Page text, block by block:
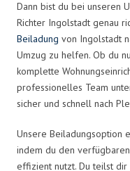
Dann bist du bei unseren
Richter Ingolstadt genau
Beiladung von Ingolstadt
Umzug zu helfen. Ob du
komplette
professionelles Team
sicher und schnell nach
Unsere Beiladungsoption
indem du den
effizient nutzt. Du teilst dir